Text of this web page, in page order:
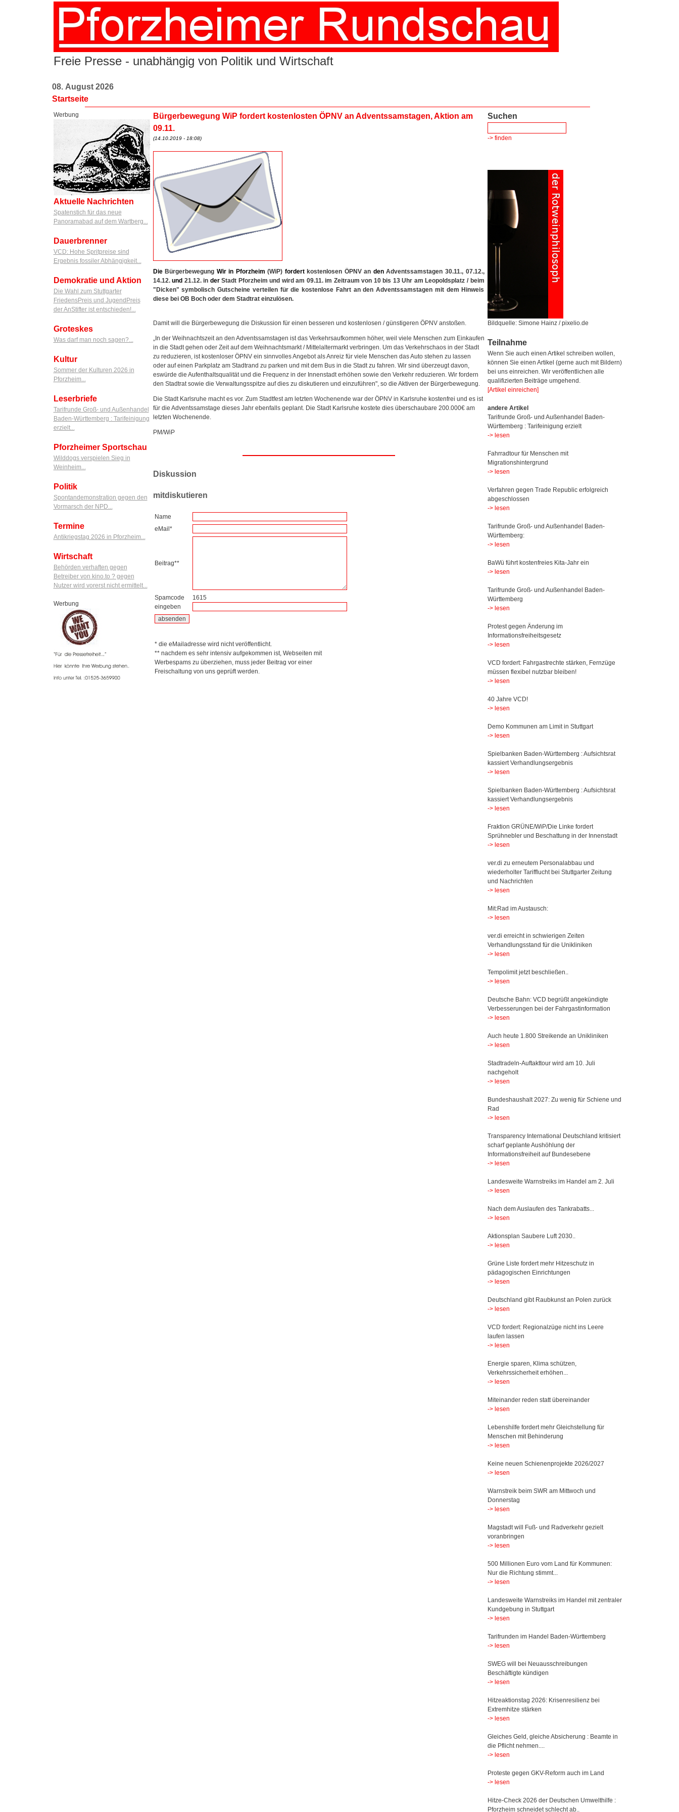
Freie Presse - unabhängig von Politik und Wirtschaft
08. August 2026
Startseite
Werbung
Aktuelle Nachrichten
Spatenstich für das neue
Panoramabad auf dem Wartberg...
Dauerbrenner
VCD: Hohe Spritpreise sind
Ergebnis fossiler Abhängigkeit...
Demokratie und Aktion
Die Wahl zum Stuttgarter
FriedensPreis und JugendPreis
der AnStifter ist entschieden!...
Groteskes
Was darf man noch sagen?...
Kultur
Sommer der Kulturen 2026 in
Pforzheim...
Leserbriefe
Tarifrunde Groß- und Außenhandel
Baden-Württemberg : Tarifeinigung
erzielt...
Pforzheimer Sportschau
Wilddogs verspielen Sieg in
Weinheim...
Politik
Spontandemonstration gegen den
Vormarsch der NPD...
Termine
Antikriegstag 2026 in Pforzheim...
Wirtschaft
Behörden verhaften gegen
Betreiber von kino.to ? gegen
Nutzer wird vorerst nicht ermittelt...
Werbung
Bürgerbewegung WiP fordert kostenlosten ÖPNV an Adventssamstagen, Aktion am
09.11.
(14.10.2019 - 18:08)
DieBürgerbewegung Wir in Pforzheim (WiP) fordertkostenlosen ÖPNV an denAdventssamstagen 30.11., 07.12.,
14.12.und 21.12. in derStadt Pforzheim und wird am 09.11. im Zeitraum von 10 bis 13 Uhr am Leopoldsplatz / beim
"Dicken" symbolisch Gutscheine verteilen für die kostenlose Fahrt an den Adventssamstagen mit dem Hinweis
diese bei OB Boch oder dem Stadtrat einzulösen.
Damit will die Bürgerbewegung die Diskussion für einen besseren und kostenlosen / günstigeren ÖPNV anstoßen.
„In der Weihnachtszeit an den Adventssamstagen ist das Verkehrsaufkommen höher, weil viele Menschen zum Einkaufen
in die Stadt gehen oder Zeit auf dem Weihnachtsmarkt / Mittelaltermarkt verbringen. Um das Verkehrschaos in der Stadt
zu reduzieren, ist kostenloser ÖPNV ein sinnvolles Angebot als Anreiz für viele Menschen das Auto stehen zu lassen
oder auf einen Parkplatz am Stadtrand zu parken und mit dem Bus in die Stadt zu fahren. Wir sind überzeugt davon,
eswürde die Aufenthaltsqualität und die Frequenz in der Innenstadt erhöhen sowie den Verkehr reduzieren. Wir fordern
den Stadtrat sowie die Verwaltungsspitze auf dies zu diskutieren und einzuführen", so die Aktiven der Bürgerbewegung.
Die Stadt Karlsruhe macht es vor. Zum Stadtfest am letzten Wochenende war der ÖPNV in Karlsruhe kostenfrei und es ist
für die Adventssamstage dieses Jahr ebenfalls geplant. Die Stadt Karlsruhe kostete dies überschaubare 200.000€ am
letzten Wochenende.
PM/WiP
Diskussion
mitdiskutieren
Name
eMail*
Beitrag**
Spamcode
eingeben
1615
* die eMailadresse wird nicht veröffentlicht.
** nachdem es sehr intensiv aufgekommen ist, Webseiten mit
Werbespams zu überziehen, muss jeder Beitrag vor einer
Freischaltung von uns geprüft werden.
Suchen
-> finden
Bildquelle: Simone Hainz / pixelio.de
Teilnahme
Wenn Sie auch einen Artikel schreiben wollen,
können Sie einen Artikel (gerne auch mit Bildern)
bei uns einreichen. Wir veröffentlichen alle
qualifizierten Beiträge umgehend.
[Artikel einreichen]
andere Artikel
Tarifrunde Groß- und Außenhandel Baden-
Württemberg : Tarifeinigung erzielt
-> lesen
Fahrradtour für Menschen mit
Migrationshintergrund
-> lesen
Verfahren gegen Trade Republic erfolgreich
abgeschlossen
-> lesen
Tarifrunde Groß- und Außenhandel Baden-
Württemberg:
-> lesen
BaWü führt kostenfreies Kita-Jahr ein
-> lesen
Tarifrunde Groß- und Außenhandel Baden-
Württemberg
-> lesen
Protest gegen Änderung im
Informationsfreiheitsgesetz
-> lesen
VCD fordert: Fahrgastrechte stärken, Fernzüge
müssen flexibel nutzbar bleiben!
-> lesen
40 Jahre VCD!
-> lesen
Demo Kommunen am Limit in Stuttgart
-> lesen
Spielbanken Baden-Württemberg : Aufsichtsrat
kassiert Verhandlungsergebnis
-> lesen
Spielbanken Baden-Württemberg : Aufsichtsrat
kassiert Verhandlungsergebnis
-> lesen
Fraktion GRÜNE/WiP/Die Linke fordert
Sprühnebler und Beschattung in der Innenstadt
-> lesen
ver.di zu erneutem Personalabbau und
wiederholter Tarifflucht bei Stuttgarter Zeitung
und Nachrichten
-> lesen
Mit:Rad im Austausch:
-> lesen
ver.di erreicht in schwierigen Zeiten
Verhandlungsstand für die Unikliniken
-> lesen
Tempolimit jetzt beschließen..
-> lesen
Deutsche Bahn: VCD begrüßt angekündigte
Verbesserungen bei der Fahrgastinformation
-> lesen
Auch heute 1.800 Streikende an Unikliniken
-> lesen
Stadtradeln-Auftakttour wird am 10. Juli
nachgeholt
-> lesen
Bundeshaushalt 2027: Zu wenig für Schiene und
Rad
-> lesen
Transparency International Deutschland kritisiert
scharf geplante Aushöhlung der
Informationsfreiheit auf Bundesebene
-> lesen
Landesweite Warnstreiks im Handel am 2. Juli
-> lesen
Nach dem Auslaufen des Tankrabatts...
-> lesen
Aktionsplan Saubere Luft 2030..
-> lesen
Grüne Liste fordert mehr Hitzeschutz in
pädagogischen Einrichtungen
-> lesen
Deutschland gibt Raubkunst an Polen zurück
-> lesen
VCD fordert: Regionalzüge nicht ins Leere
laufen lassen
-> lesen
Energie sparen, Klima schützen,
Verkehrssicherheit erhöhen...
-> lesen
Miteinander reden statt übereinander
-> lesen
Lebenshilfe fordert mehr Gleichstellung für
Menschen mit Behinderung
-> lesen
Keine neuen Schienenprojekte 2026/2027
-> lesen
Warnstreik beim SWR am Mittwoch und
Donnerstag
-> lesen
Magstadt will Fuß- und Radverkehr gezielt
voranbringen
-> lesen
500 Millionen Euro vom Land für Kommunen:
Nur die Richtung stimmt...
-> lesen
Landesweite Warnstreiks im Handel mit zentraler
Kundgebung in Stuttgart
-> lesen
Tarifrunden im Handel Baden-Württemberg
-> lesen
SWEG will bei Neuausschreibungen
Beschäftigte kündigen
-> lesen
Hitzeaktionstag 2026: Krisenresilienz bei
Extremhitze stärken
-> lesen
Gleiches Geld, gleiche Absicherung : Beamte in
die Pflicht nehmen....
-> lesen
Proteste gegen GKV-Reform auch im Land
-> lesen
Hitze-Check 2026 der Deutschen Umwelthilfe :
Pforzheim schneidet schlecht ab..